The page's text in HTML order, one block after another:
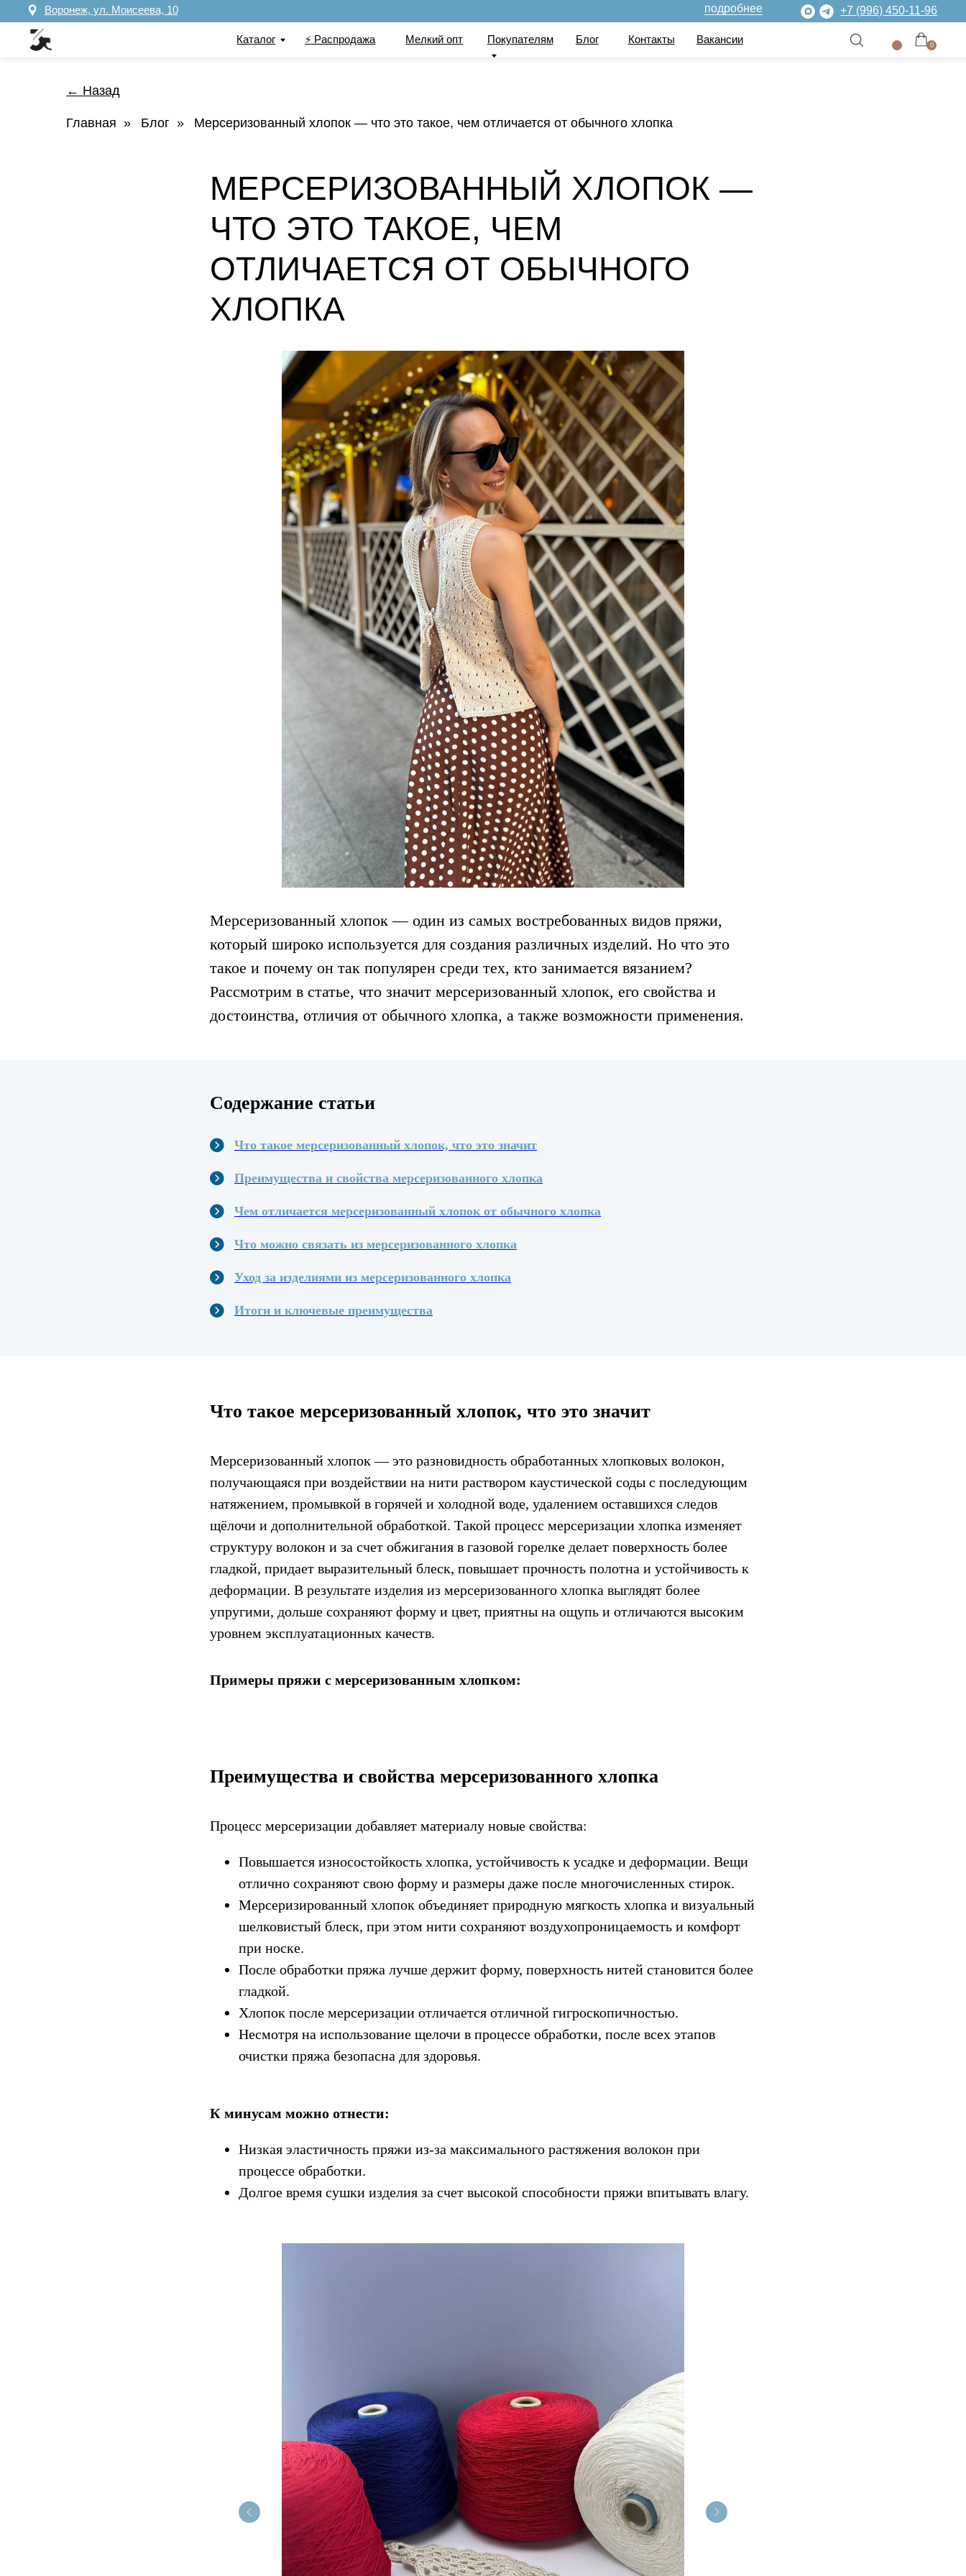
Покупателям Блог
Мелкий опт Контакты Вакансии
Каталог ⚡️ Распродажа
+7 (996) 450-11-96
Воронеж, ул. Моисеева, 10
← Назад
Главная » Блог » Мерсеризованный хлопок — что это такое, чем отличается от обычного хлопка
МЕРСЕРИЗОВАННЫЙ ХЛОПОК —
ЧТО ЭТО ТАКОЕ, ЧЕМ
ОТЛИЧАЕТСЯ ОТ ОБЫЧНОГО
ХЛОПКА
Мерсеризованный хлопок — один из самых востребованных видов пряжи,
который широко используется для создания различных изделий. Но что это
такое и почему он так популярен среди тех, кто занимается вязанием?
Рассмотрим в статье, что значит мерсеризованный хлопок, его свойства и
достоинства, отличия от обычного хлопка, а также возможности применения.
Содержание статьи
Что такое мерсеризованный хлопок, что это значит
Преимущества и свойства мерсеризованного хлопка
Чем отличается мерсеризованный хлопок от обычного хлопка
Что можно связать из мерсеризованного хлопка
Уход за изделиями из мерсеризованного хлопка
Итоги и ключевые преимущества
Что такое мерсеризованный хлопок, что это значит
Мерсеризованный хлопок — это разновидность обработанных хлопковых волокон,
получающаяся при воздействии на нити раствором каустической соды с последующим
натяжением, промывкой в горячей и холодной воде, удалением оставшихся следов
щёлочи и дополнительной обработкой. Такой процесс мерсеризации хлопка изменяет
структуру волокон и за счет обжигания в газовой горелке делает поверхность более
гладкой, придает выразительный блеск, повышает прочность полотна и устойчивость к
деформации. В результате изделия из мерсеризованного хлопка выглядят более
упругими, дольше сохраняют форму и цвет, приятны на ощупь и отличаются высоким
уровнем эксплуатационных качеств.
Примеры пряжи с мерсеризованным хлопком:
Преимущества и свойства мерсеризованного хлопка
Процесс мерсеризации добавляет материалу новые свойства:
Повышается износостойкость хлопка, устойчивость к усадке и деформации. Вещи
отлично сохраняют свою форму и размеры даже после многочисленных стирок.
Мерсеризированный хлопок объединяет природную мягкость хлопка и визуальный
шелковистый блеск, при этом нити сохраняют воздухопроницаемость и комфорт
при носке.
После обработки пряжа лучше держит форму, поверхность нитей становится более
гладкой.
Хлопок после мерсеризации отличается отличной гигроскопичностью.
Несмотря на использование щелочи в процессе обработки, после всех этапов
очистки пряжа безопасна для здоровья.
К минусам можно отнести:
Низкая эластичность пряжи из-за максимального растяжения волокон при
процессе обработки.
Долгое время сушки изделия за счет высокой способности пряжи впитывать влагу.